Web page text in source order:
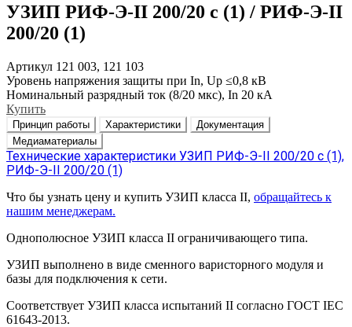
УЗИП РИФ-Э-II 200/20 с (1) / РИФ-Э-II
200/20 (1)
Артикул 121 003, 121 103
Уровень напряжения защиты при In, Up ≤0,8 кВ
Номинальный разрядный ток (8/20 мкс), In 20 кА
Купить
Принцип работы Характеристики
Документация
Медиаматериалы
Технические характеристики УЗИП РИФ-Э-II 200/20 с (1),
РИФ-Э-II 200/20 (1)
Что бы узнать цену и купить УЗИП класса II, обращайтесь к
нашим менеджерам.
Однополюсное УЗИП класса II ограничивающего типа.
УЗИП выполнено в виде сменного варисторного модуля и
базы для подключения к сети.
Соответствует УЗИП класса испытаний II согласно ГОСТ IEC
61643-2013.